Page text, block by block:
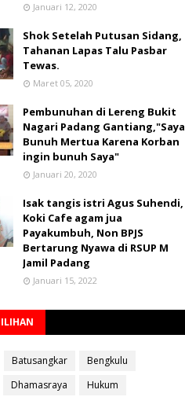
Januari 12, 2020
Shok Setelah Putusan Sidang,
Tahanan Lapas Talu Pasbar
Tewas.
Maret 05, 2020
Pembunuhan di Lereng Bukit
Nagari Padang Gantiang,"Saya
Bunuh Mertua Karena Korban
ingin bunuh Saya"
Januari 20, 2020
Isak tangis istri Agus Suhendi,
Koki Cafe agam jua
Payakumbuh, Non BPJS
Bertarung Nyawa di RSUP M
Jamil Padang
Januari 15, 2022
Batusangkar
Bengkulu
Dhamasraya Hukum